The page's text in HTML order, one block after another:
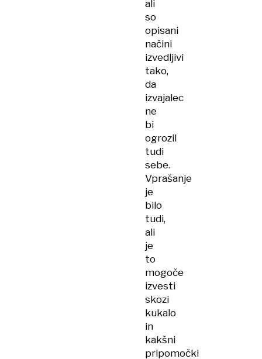
ali
so
opisani
načini
izvedljivi
tako,
da
izvajalec
ne
bi
ogrozil
tudi
sebe.
Vprašanje
je
bilo
tudi,
ali
je
to
mogoče
izvesti
skozi
kukalo
in
kakšni
pripomočki